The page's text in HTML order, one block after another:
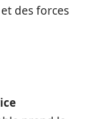
des forces